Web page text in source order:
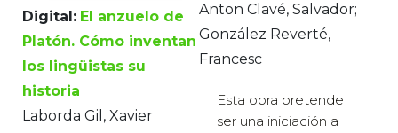
Digital: El anzuelo de
Platón. Cómo inventan
los lingüistas su
historia
Laborda Gil, Xavier
Anton Clavé, Salvador;
González Reverté,
Francesc
Esta obra pretende
ser una iniciación a